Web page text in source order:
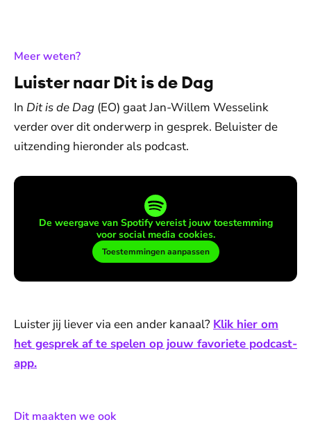
Meer weten?:
Luister naar Dit is de Dag
In Dit is de Dag (EO) gaat Jan-Willem Wesselink
verder over dit onderwerp in gesprek. Beluister de
uitzending hieronder als podcast.
De weergave van Spotify vereist jouw toestemming
voor social media cookies.
Toestemmingen aanpassen
Luister jij liever via een ander kanaal? Klik hier om
het gesprek af te spelen op jouw favoriete podcast-
app.
Dit maakten we ook: